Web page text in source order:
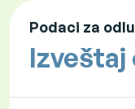
Podaci za
Izveštaj